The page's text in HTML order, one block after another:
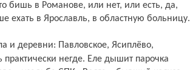
бишь в Романове, или нет, или есть, да,
в Ярославль, в областную больницу.
практически негде. Еле дышит парочка